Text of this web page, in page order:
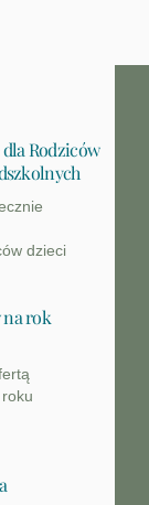
Rodziców
dzieci
na rok